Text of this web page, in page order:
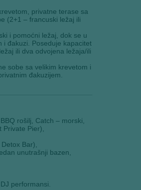
privatne terase sa
(2+1 – francuski ležaj ili
i pomoćni ležaj, dok se u
i đakuzi. Poseduje kapacitet
ili dva odvojena ležaja/ili
sobe sa velikim krevetom i
đakuzijem.
rošilj, Catch – morski,
Pier),
Bar),
unutrašnji bazen,
performansi.